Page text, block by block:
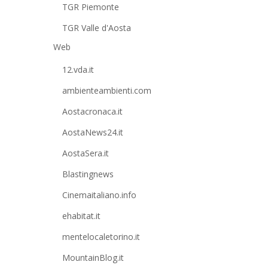
TGR Piemonte
TGR Valle d'Aosta
Web
12.vda.it
ambienteambienti.com
Aostacronaca.it
AostaNews24.it
AostaSera.it
Blastingnews
Cinemaitaliano.info
ehabitat.it
mentelocaletorino.it
MountainBlog.it